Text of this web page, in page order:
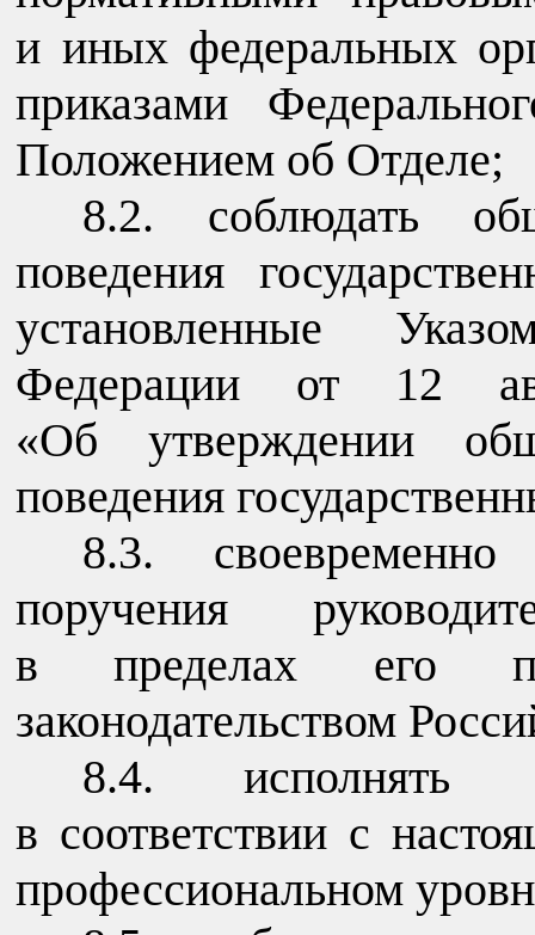
и иных федеральных
приказами
Положением об Отделе;
8.2. соблюдать
поведения
установленные
Федерации от 12
«Об утверждении
поведения
8.3.
поручения
в пределах его
законодательством
8.4. исполнять
в соответствии с
профессиональном